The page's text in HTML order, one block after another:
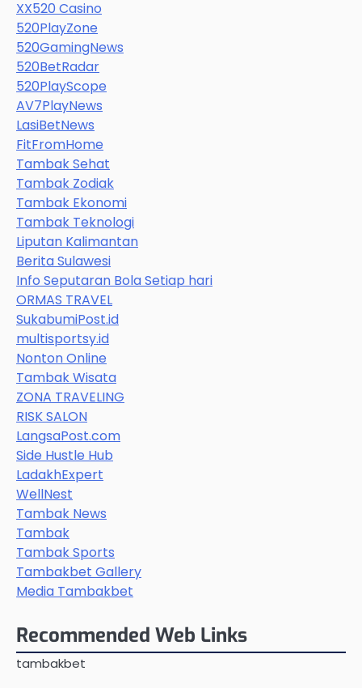
XX520 Casino
520PlayZone
520GamingNews
520BetRadar
520PlayScope
AV7PlayNews
LasiBetNews
FitFromHome
Tambak Sehat
Tambak Zodiak
Tambak Ekonomi
Tambak Teknologi
Liputan Kalimantan
Berita Sulawesi
Info Seputaran Bola Setiap hari
ORMAS TRAVEL
SukabumiPost.id
multisportsy.id
Nonton Online
Tambak Wisata
ZONA TRAVELING
RISK SALON
LangsaPost.com
Side Hustle Hub
LadakhExpert
WellNest
Tambak News
Tambak
Tambak Sports
Tambakbet Gallery
Media Tambakbet
Recommended Web Links
tambakbet